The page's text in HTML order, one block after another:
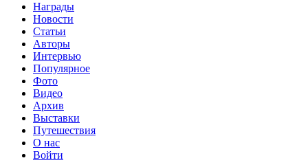
Награды
Новости
Статьи
Авторы
Интервью
Популярное
Фото
Видео
Архив
Выставки
Путешествия
О нас
Войти